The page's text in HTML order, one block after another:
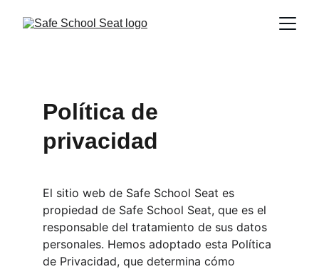
Política de
privacidad
El sitio web de Safe School Seat es
propiedad de Safe School Seat, que es el
responsable del tratamiento de sus datos
personales. Hemos adoptado esta Política
de Privacidad, que determina cómo